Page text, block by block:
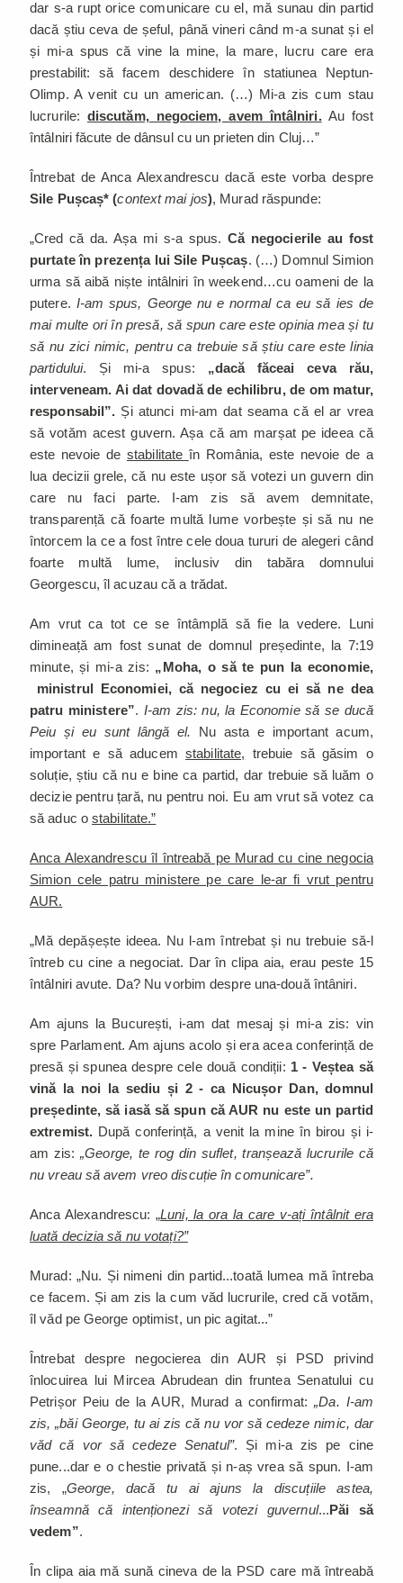
dar s-a rupt orice comunicare cu el, mă sunau din partid
dacă știu ceva de șeful, până vineri când m-a sunat și el
și mi-a spus că vine la mine, la mare, lucru care era
prestabilit: să facem deschidere în statiunea Neptun-
Olimp. A venit cu un american. (…) Mi-a zis cum stau
lucrurile: discutăm, negociem, avem întâlniri.Au fost
întâlniri făcute de dânsul cu un prieten din Cluj…”
Întrebat de Anca Alexandrescu dacă este vorba despre
Sile Pușcaș* (context mai jos), Murad răspunde:
„Cred că da. Așa mi s-a spus.Că negocierile au fost
purtate în prezența lui Sile Pușcaș. (…) Domnul Simion
urma să aibă niște intâlniri în weekend…cu oameni de la
putere. I-am spus, George nu e normal ca eu să ies de
mai multe ori în presă, să spun care este opinia mea și tu
să nu zici nimic, pentru ca trebuie să știu care este linia
partidului. Și mi-a spus: „dacă făceai ceva rău,
interveneam. Ai dat dovadă de echilibru, de om matur,
responsabil”. Și atunci mi-am dat seama că el ar vrea
să votăm acest guvern. Așa că am marșat pe ideea că
este nevoie de stabilitate în România, este nevoie de a
lua decizii grele, că nu este ușor să votezi un guvern din
care nu faci parte. I-am zis să avem demnitate,
transparență că foarte multă lume vorbește și să nu ne
întorcem la ce a fost între cele doua tururi de alegeri când
foarte multă lume, inclusiv din tabăra domnului
Georgescu, îl acuzau că a trădat.
Am vrut ca tot ce se întâmplă să fie la vedere. Luni
dimineață am fost sunat de domnul președinte, la 7:19
minute, și mi-a zis: „Moha, o să te pun la economie,
ministrul Economiei, că negociez cu ei să ne dea
patru ministere”. I-am zis: nu, la Economie să se ducă
Peiu și eu sunt lângă el. Nu asta e important acum,
important e să aducemstabilitate, trebuie să găsim o
soluție, știu că nu e bine ca partid, dar trebuie să luăm o
decizie pentru țară, nu pentru noi. Eu am vrut să votez ca
să aduc o stabilitate.”
Anca Alexandrescu îl întreabă pe Murad cu cine negocia
Simion cele patru ministere pe care le-ar fi vrut pentru
AUR.
„Mă depășește ideea. Nu l-am întrebat și nu trebuie să-l
întreb cu cine a negociat. Dar în clipa aia, erau peste 15
întâlniri avute. Da? Nu vorbim despre una-două întâniri.
Am ajuns la București, i-am dat mesaj și mi-a zis: vin
spre Parlament. Am ajuns acolo și era acea conferință de
presă și spunea despre cele două condiții: 1 - Veștea să
vină la noi la sediu și 2 - ca Nicușor Dan, domnul
președinte, să iasă să spun că AUR nu este un partid
extremist. După conferință, a venit la mine în birou și i-
am zis:„George, te rog din suflet, tranșează lucrurile că
nu vreau să avem vreo discuție în comunicare”.
Anca Alexandrescu:„Luni, la ora la care v-ați întâlnit era
luată decizia să nu votați?”
Murad: „Nu. Și nimeni din partid...toată lumea mă întreba
ce facem. Și am zis la cum văd lucrurile, cred că votăm,
îl văd pe George optimist, un pic agitat...”
Întrebat despre negocierea din AUR și PSD privind
înlocuirea lui Mircea Abrudean din fruntea Senatului cu
Petrișor Peiu de la AUR, Murad a confirmat:„Da. I-am
zis, „băi George, tu ai zis că nu vor să cedeze nimic, dar
văd că vor să cedeze Senatul”. Și mi-a zis pe cine
pune...dar e o chestie privată și n-aș vrea să spun. I-am
zis, „George, dacă tu ai ajuns la discuțiile astea,
înseamnă că intenționezi să votezi guvernul...Păi să
vedem”.
În clipa aia mă sună cineva de la PSD care mă întreabă